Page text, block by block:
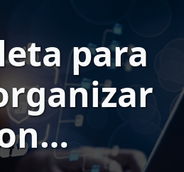
para